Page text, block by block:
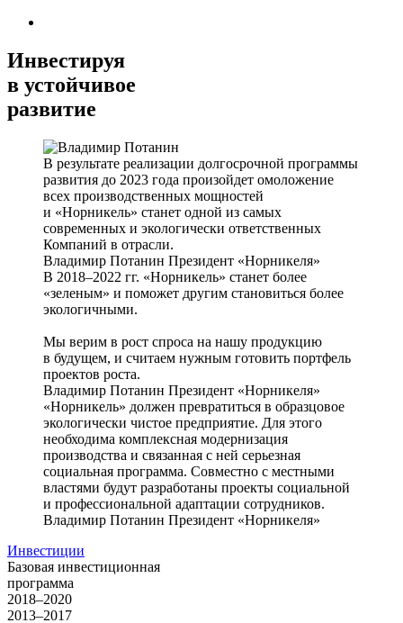
Инвестируя
в устойчивое
развитие
В результате реализации долгосрочной программы
развития до 2023 года произойдет омоложение
всех производственных мощностей
и «Норникель» станет одной из самых
современных и экологически ответственных
Компаний в отрасли.
Владимир Потанин Президент «Норникеля»
В 2018–2022 гг. «Норникель» станет более
«зеленым» и поможет другим становиться более
экологичными.
Мы верим в рост спроса на нашу продукцию
в будущем, и считаем нужным готовить портфель
проектов роста.
Владимир Потанин Президент «Норникеля»
«Норникель» должен превратиться в образцовое
экологически чистое предприятие. Для этого
необходима комплексная модернизация
производства и связанная с ней серьезная
социальная программа. Совместно с местными
властями будут разработаны проекты социальной
и профессиональной адаптации сотрудников.
Владимир Потанин Президент «Норникеля»
Инвестиции
Базовая инвестиционная
программа
2018–2020
2013–2017